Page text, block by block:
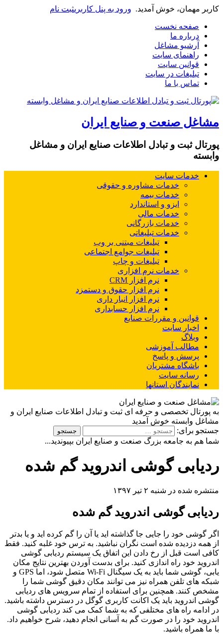
کاربر مهمان، خوش آمدید. ورود به پنل کاربریثبت نام
صفحه نخست
درباره ما
آرشیو مشاغل
راهنمای سایت
قوانین سایت
تبلیغات در سایت
تماس با ما
مشاغل صنعت و صنایع ایران
پورتال ثبت و تبادل اطلاعات صنایع ایران و مشاغل
وابسته
خدمات سایت
خدمات مشاوره و حقوقی
خدمات بیمه
ایزو و استاندارد
خدمات مالی
خدمات بازرگانی
خدمات تبلیغاتی
تبلیغات مبتنی بر وب
تبلیغات جوامع اجتماعی
تبلیغات و چاپ
خدمات نرم افزاری
نرم افزار CRM
نرم افزار حقوق و دستمزد
نرم افزار انبار داری
نرم افزار حسابداری
قوانین و مقررات صنایع
اخبار سایت
وبلاگ
مطالب آموزشی
پرسش و پاسخ
باشگاه مشتریان
رسانه سایت
نمایندگان استانها
به پورتال تخصصی و حرفه ای ثبت و تبادل اطلاعات صنایع ایران و
مشاغل وابسته خوش آمدید
جستجو برای:
شما هم به جامعه بزرگ صنعت و صنایع ایران بپیوندید...
ردیابی گوشی اندروید گم شده
منتشره شده در شنبه ۲ تیر ۱۳۹۷
ردیابی گوشی اندروید گم شده
اگر گوشی خود را جایی جا گذاشته اید یا آن را گم کرده اید و یا بدتر
از همه دزدیده شده است نگران نباشید. به ترس خود غلبه کنید. فقط
کافی است قبل از رخ دادن این اتفاق یک سیستم ردیابی گوشی
اندروید خود راه اندازی کنید. برای بدست آوردن بهترین نتایج مکان
یابی، گوشی شما باید به یک سیگنال Wi-Fi متصل شود، اما GPS و
شبکه های تلفن همراه نیز می توانند مکان دقیق گوشی شما را
مشخص کنند. همچنین برای استفاده از تمام سرویس های ردیابی
گوشی اندروید باید یک اکانت کاربری گوگل در دسترس داشته باشید.
در ادامه راه های مختلفی که به شما کمک می کند ردیابی گوشی
اندروید خود را در صورت گم به آسانی انجام دهید، شرح خواهیم داد.
با ما همراه باشید.